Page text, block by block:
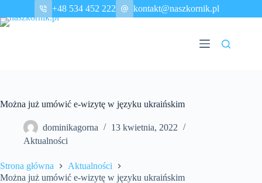
treści
+48 534 452 222 kontakt@naszkornik.pl
Można już umówić e-wizytę w języku ukraińskim
dominikagorna
13 kwietnia, 2022
Aktualności
Strona główna
Aktualności
Można już umówić e-wizytę w języku ukraińskim